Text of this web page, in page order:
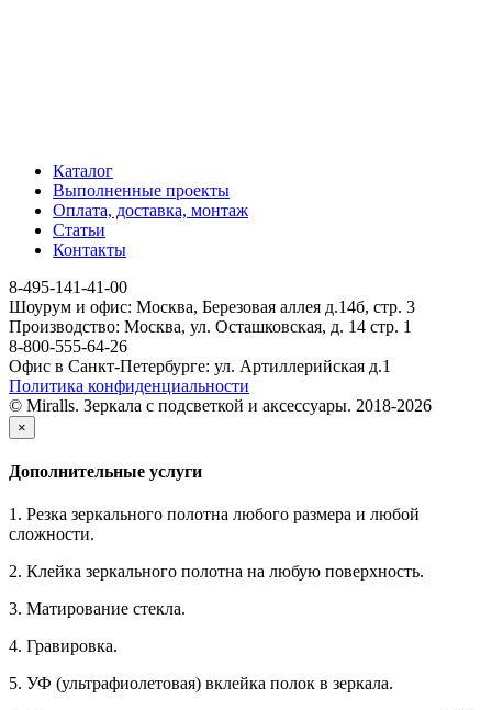
Каталог
Выполненные проекты
Оплата, доставка, монтаж
Статьи
Контакты
8-495-141-41-00
Шоурум и офис: Москва, Березовая аллея д.14б, стр. 3
Производство: Москва, ул. Осташковская, д. 14 стр. 1
8-800-555-64-26
Офис в Санкт-Петербурге: ул. Артиллерийская д.1
Политика конфиденциальности
© Miralls. Зеркала с подсветкой и аксессуары. 2018-2026
×
Дополнительные услуги
1. Резка зеркального полотна любого размера и любой
сложности.
2. Клейка зеркального полотна на любую поверхность.
3. Матирование стекла.
4. Гравировка.
5. УФ (ультрафиолетовая) вклейка полок в зеркала.